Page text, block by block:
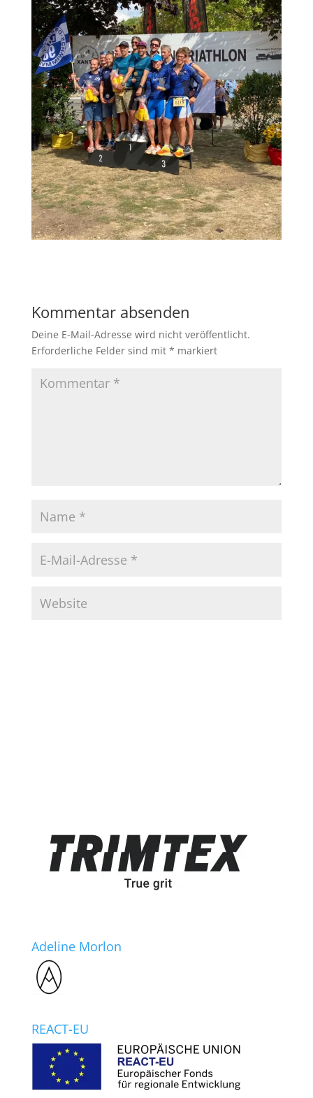
Kommentar absenden
Deine E-Mail-Adresse wird nicht veröffentlicht.
Erforderliche Felder sind mit * markiert
Adeline Morlon
REACT-EU